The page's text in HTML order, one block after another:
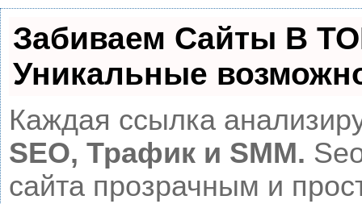
Забиваем Сайты В
Уникальные
Каждая ссылка
SEO, Трафик и SMM.
сайта прозрачным и